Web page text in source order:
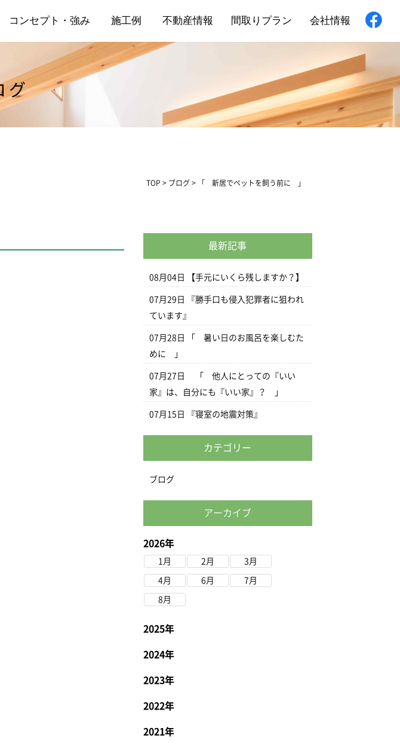
コンセプト・強み 施工例
新築住宅
不動産情報 間取りプラン 会社情報
グ
TOP > ブログ > 「 新居でペットを飼う前に 」
最新記事
08月04日 【手元にいくら残しますか？】
07月29日
『勝手口も侵入犯罪者に狙われ
ています』
07月28日
「 暑い日のお風呂を楽しむた
めに 」
07月27日
「 他人にとっての『いい
家』は、自分にも『いい家』？ 」
07月15日 『寝室の地震対策』
カテゴリー
ブログ
アーカイブ
2026年
1月 2月 3月
4月 6月 7月
8月
2025年
2024年
2023年
2022年
2021年